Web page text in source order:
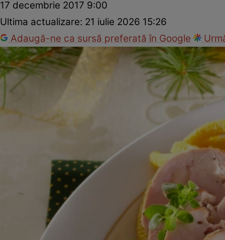
17 decembrie 2017 9:00
Ultima actualizare: 21 iulie 2026 15:26
Adaugă-ne ca sursă preferată în Google